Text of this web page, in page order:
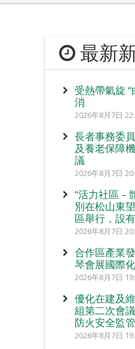
最新
受熱帶氣旋
消
2026年8月7日
長者事務委
及養老保障
議
2026年8月7日
“活力社區 –
別在松山東
區舉行，設
2026年8月7日
合作區產業
琴會展國際
2026年8月7日
優化在建及
組第二次會
防火安全監
2026年8月7日